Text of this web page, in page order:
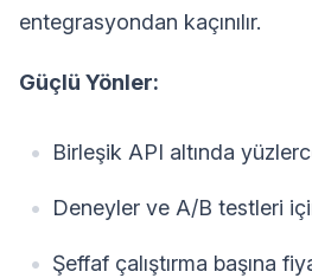
entegrasyondan kaçınılır.
Güçlü Yönler:
Birleşik API altında
Deneyler ve A/B testleri
Şeffaf çalıştırma başına